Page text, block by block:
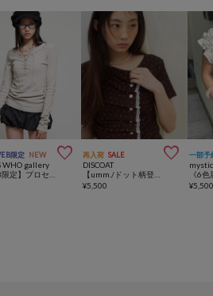
限定 NEW 
WHO gallery
再入荷 SALE 
DISCOAT
【umm./ドット柄登場♪8色展開】レースレイヤードドレープ半袖プルオーバー
¥5,500
一部予
mystic
¥